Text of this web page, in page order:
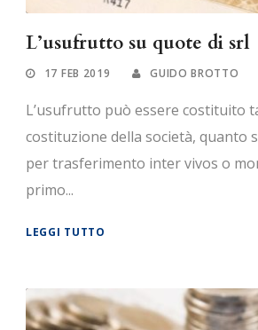
L’usufrutto su quote di srl
17 FEB 2019 GUIDO BROTTO
L’usufrutto può essere costituito
costituzione della società, quanto
per trasferimento inter vivos o
primo...
LEGGI TUTTO